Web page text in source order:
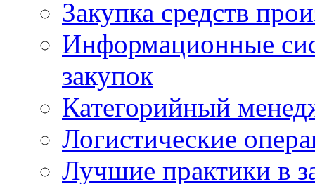
Закупка средств
Информационные
закупок
Категорийный
Логистические
Лучшие практики в